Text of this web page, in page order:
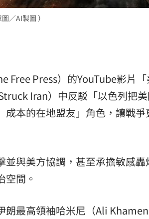
／AI製圖 ）
Free Press）的YouTube影片
Iran）中反駁「以色列把
本的在地盟友」角色，讓戰
與美方協調，甚至承擔敏感
間。
朗最高領袖哈米尼（Ali